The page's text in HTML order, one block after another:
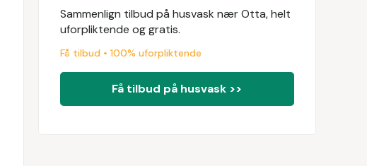
Sammenlign tilbud på husvask nær Otta, helt
uforpliktende og gratis.
Få tilbud • 100% uforpliktende
Få tilbud på husvask >>